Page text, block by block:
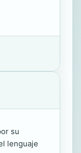
su
lenguaje